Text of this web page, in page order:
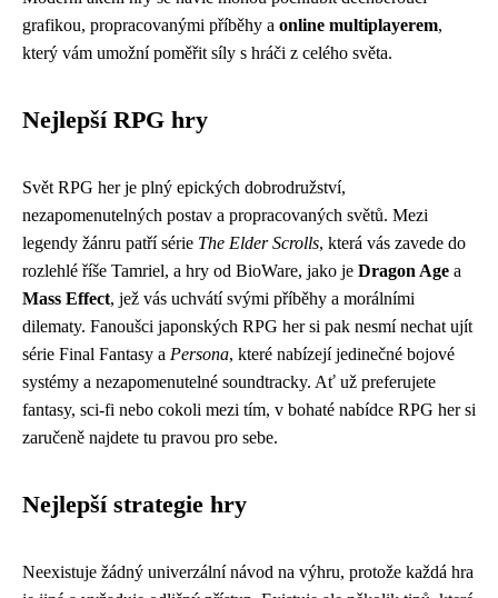
grafikou, propracovanými příběhy a online multiplayerem,
který vám umožní poměřit síly s hráči z celého světa.
Nejlepší RPG hry
Svět RPG her je plný epických dobrodružství,
nezapomenutelných postav a propracovaných světů. Mezi
legendy žánru patří série The Elder Scrolls, která vás zavede do
rozlehlé říše Tamriel, a hry od BioWare, jako je Dragon Age a
Mass Effect, jež vás uchvátí svými příběhy a morálními
dilematy. Fanoušci japonských RPG her si pak nesmí nechat ujít
série Final Fantasy a Persona, které nabízejí jedinečné bojové
systémy a nezapomenutelné soundtracky. Ať už preferujete
fantasy, sci-fi nebo cokoli mezi tím, v bohaté nabídce RPG her si
zaručeně najdete tu pravou pro sebe.
Nejlepší strategie hry
Neexistuje žádný univerzální návod na výhru, protože každá hra